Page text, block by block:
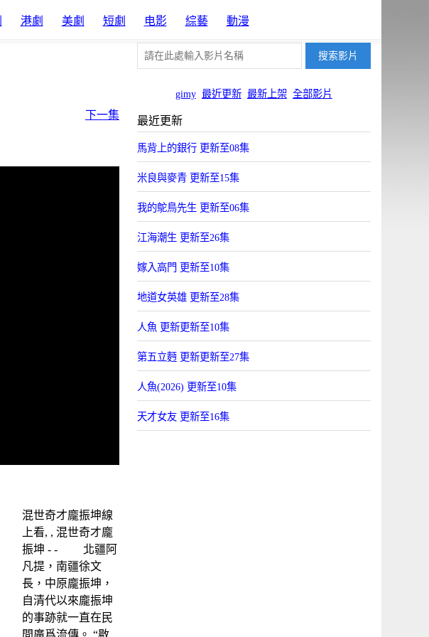
港劇 美劇 短劇 电影 綜藝 動漫
gimy 最近更新 最新上架 全部影片
下一集
混世奇才龐振坤線
上看, , 混世奇才龐
振坤 - - 北疆阿
凡提，南疆徐文
長，中原龐振坤，
自清代以來龐振坤
的事跡就一直在民
間廣爲流傳。 “敭
最近更新
馬背上的銀行 更新至08集
米良與麥青 更新至15集
我的鴕鳥先生 更新至06集
江海潮生 更新至26集
嫁入高門 更新至10集
地道女英雄 更新至28集
人魚 更新更新至10集
第五立麪 更新更新至27集
人魚(2026) 更新至10集
天才女友 更新至16集